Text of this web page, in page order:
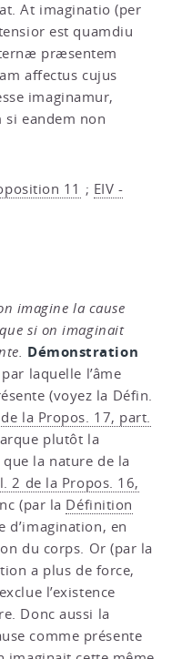
At imaginatio (per
est quamdiu
præsentem
affectus cujus
imaginamur,
eandem non
11 ; EIV -
imagine la cause
si on imaginait
Démonstration
laquelle l’âme
(voyez la Défin.
la Propos. 17, part.
plutôt la
la nature de la
2 de la Propos. 16,
(par la Définition
d’imagination, en
du corps. Or (par la
a plus de force,
l’existence
Donc aussi la
comme présente